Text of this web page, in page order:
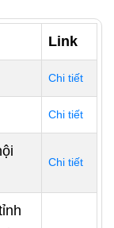
Link
Chi tiết
Chi tiết
Chi tiết